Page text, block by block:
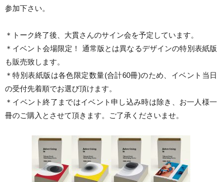
参加下さい。
＊トーク終了後、大貫さんのサイン会を予定しています。
＊イベント会場限定！ 通常版とは異なるデザインの特別表紙版
も販売致します。
＊特別表紙版は各色限定数量(合計60冊)のため、イベント当日
の受付先着順でお選び頂けます。
＊イベント終了まではイベント申し込み時は除き、お一人様一
冊のご購入とさせて頂きます。ご了承くださいませ。